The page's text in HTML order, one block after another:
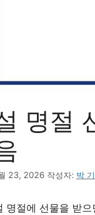
명절
23, 2026 작성자: 박
명절에 선물을 받